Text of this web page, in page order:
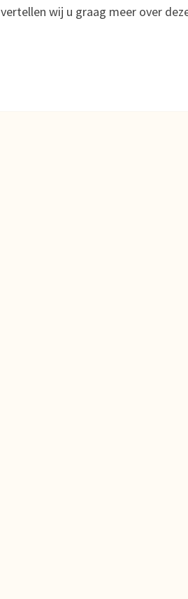
vertellen wij u graag meer over